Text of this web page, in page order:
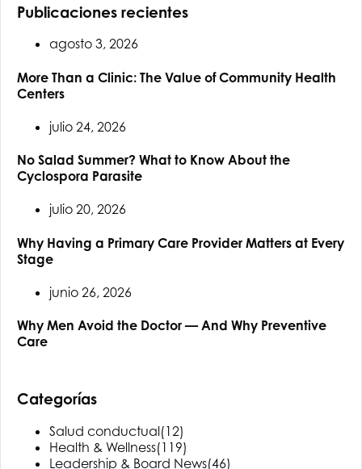
Publicaciones recientes
agosto 3, 2026
More Than a Clinic: The Value of Community Health
Centers
julio 24, 2026
No Salad Summer? What to Know About the
Cyclospora Parasite
julio 20, 2026
Why Having a Primary Care Provider Matters at Every
Stage
junio 26, 2026
Why Men Avoid the Doctor — And Why Preventive
Care
Categorías
Salud conductual(12)
Health & Wellness(119)
Leadership & Board News(46)